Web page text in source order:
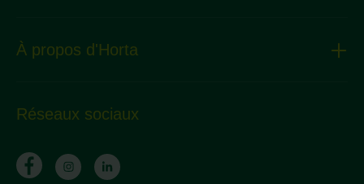
À propos d'Horta
Réseaux sociaux